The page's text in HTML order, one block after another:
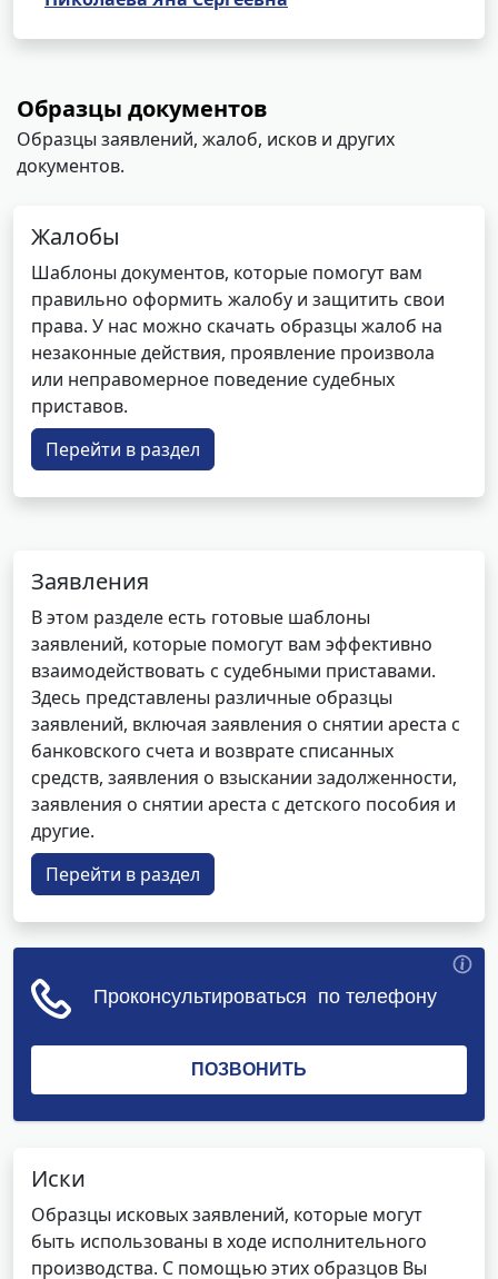
Образцы документов
Образцы заявлений, жалоб, исков и других
документов.
Жалобы
Шаблоны документов, которые помогут вам
правильно оформить жалобу и защитить свои
права. У нас можно скачать образцы жалоб на
незаконные действия, проявление произвола
или неправомерное поведение судебных
приставов.
Перейти в раздел
Заявления
В этом разделе есть готовые шаблоны
заявлений, которые помогут вам эффективно
взаимодействовать с судебными приставами.
Здесь представлены различные образцы
заявлений, включая заявления о снятии ареста с
банковского счета и возврате списанных
средств, заявления о взыскании задолженности,
заявления о снятии ареста с детского пособия и
другие.
Перейти в раздел
Иски
Образцы исковых заявлений, которые могут
быть использованы в ходе исполнительного
производства. С помощью этих образцов Вы